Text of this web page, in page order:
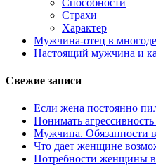
Страхи
Характер
Мужчина-отец в
Настоящий мужчина и
Свежие записи
Если жена постоянно
Понимать
Мужчина. Обязанности в
Что дает женщине
Потребности женщины в